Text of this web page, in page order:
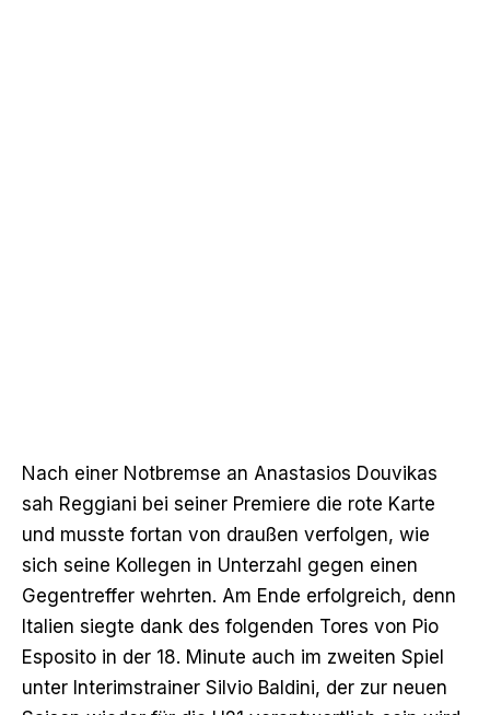
Nach einer Notbremse an Anastasios Douvikas
sah Reggiani bei seiner Premiere die rote Karte
und musste fortan von draußen verfolgen, wie
sich seine Kollegen in Unterzahl gegen einen
Gegentreffer wehrten. Am Ende erfolgreich, denn
Italien siegte dank des folgenden Tores von Pio
Esposito in der 18. Minute auch im zweiten Spiel
unter Interimstrainer Silvio Baldini, der zur neuen